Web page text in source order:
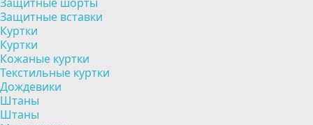
Защитные вставки
Куртки
Куртки
Кожаные куртки
Текстильные куртки
Дождевики
Штаны
Штаны